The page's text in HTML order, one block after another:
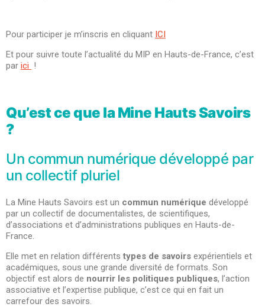
Pour participer je m’inscris en cliquant ICI
Et pour suivre toute l’actualité du MIP en Hauts-de-France, c’est
par ici !
Qu’est ce que la Mine Hauts Savoirs
?
Un commun numérique développé par
un collectif pluriel
La Mine Hauts Savoirs est un commun numérique développé
par un collectif de documentalistes, de scientifiques,
d’associations et d’administrations publiques en Hauts-de-
France.
Elle met en relation différents types de savoirs expérientiels et
académiques, sous une grande diversité de formats. Son
objectif est alors de nourrir les politiques publiques, l’action
associative et l’expertise publique, c’est ce qui en fait un
carrefour des savoirs.